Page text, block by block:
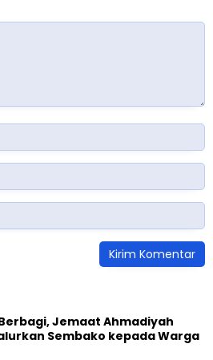
Jemaat Ahmadiyah
Sembako kepada Warga